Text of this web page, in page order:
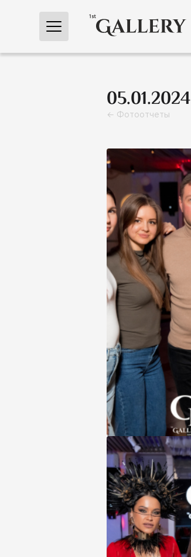
05.01.2024
← Фотоотчеты